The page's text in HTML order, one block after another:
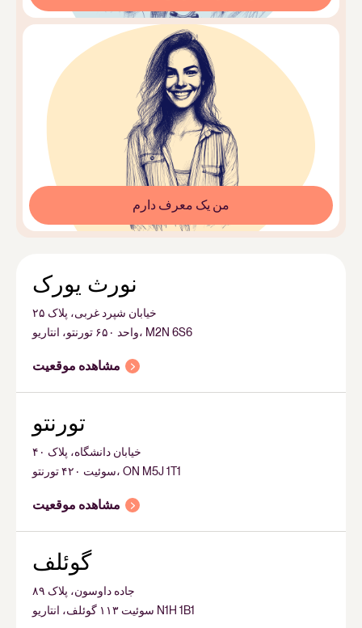
من یک معرف دارم
نورث یورک
خیابان شپرد غربی، پلاک ۲۵
واحد ۶۵۰ تورنتو، انتاریو، M2N 6S6
مشاهده موقعیت
تورنتو
خیابان دانشگاه، پلاک ۴۰
سوئیت ۴۲۰ تورنتو، ON M5J 1T1
مشاهده موقعیت
گوئلف
جاده داوسون، پلاک ۸۹
سوئیت ۱۱۳ گوئلف، انتاریو N1H 1B1